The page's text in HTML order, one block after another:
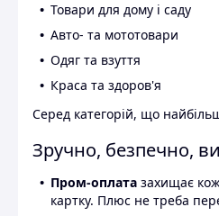
Товари для дому і саду
Авто- та мототовари
Одяг та взуття
Краса та здоров'я
Серед категорій, що
Зручно, безпечно,
Пром-оплата захищає
картку. Плюс не треба